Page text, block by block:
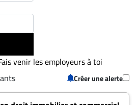
venir les employeurs à toi
Créer une alerte
en droit